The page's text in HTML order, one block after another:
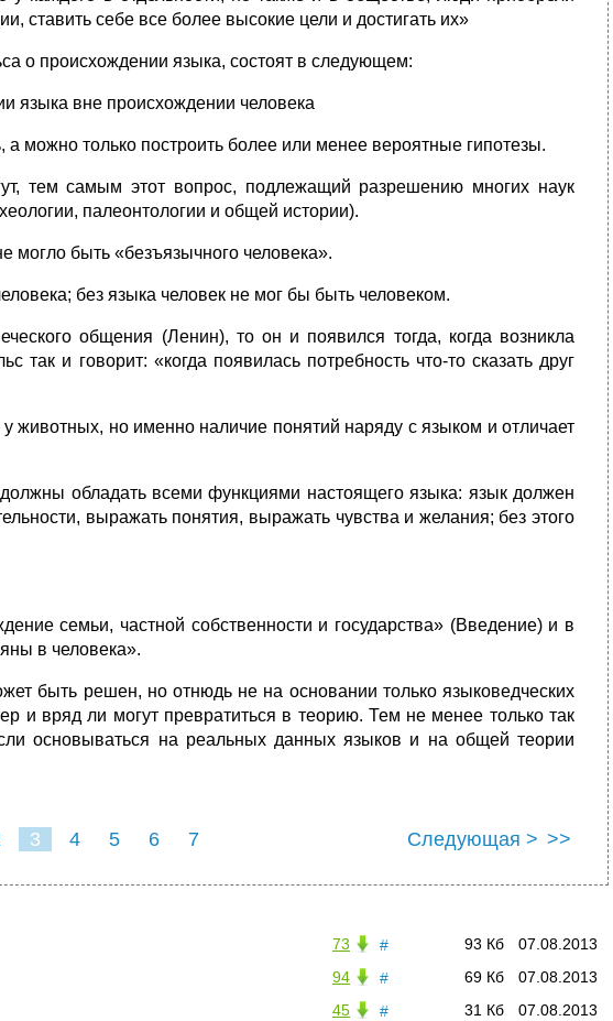
ставить себе все более высокие цели и достигать их»
о происхождении языка, состоят в следующем:
языка вне происхождении человека
а можно только построить более или менее вероятные гипотезы.
тем самым этот вопрос, подлежащий разрешению многих наук
палеонтологии и общей истории).
могло быть «безъязычного человека».
без языка человек не мог бы быть человеком.
общения (Ленин), то он и появился тогда, когда возникла
так и говорит: «когда появилась потребность что-то сказать друг
животных, но именно наличие понятий наряду с языком и отличает
обладать всеми функциями настоящего языка: язык должен
выражать понятия, выражать чувства и желания; без этого
семьи, частной собственности и государства» (Введение) и в
в человека».
быть решен, но отнюдь не на основании только языковедческих
и вряд ли могут превратиться в теорию. Тем не менее только так
основываться на реальных данных языков и на общей теории
3 4 5 6 7 Следующая > >>
# 07.08.2013
93 Кб
73
#
07.08.2013
69 Кб
94
#
07.08.2013
31 Кб
45